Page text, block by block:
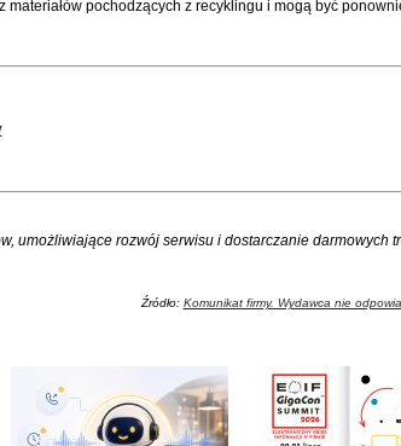
materiałów pochodzących z recyklingu i mogą być
umożliwiające rozwój serwisu i dostarczanie darmowych
Źródło: Komunikat firmy. Wydawca nie